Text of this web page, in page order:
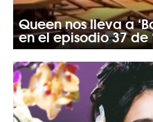
Queen nos lleva a
en el episodio 37 de